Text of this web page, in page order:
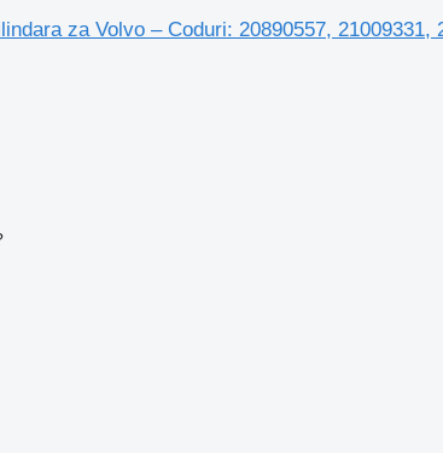
za Volvo – Coduri: 20890557, 21009331,